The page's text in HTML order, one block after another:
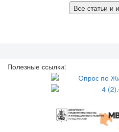
Все статьи и
Полезные ссылки: